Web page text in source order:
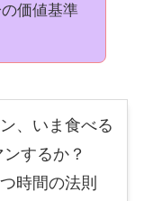
価値基準
、いま食べる
ンするか？
時間の法則